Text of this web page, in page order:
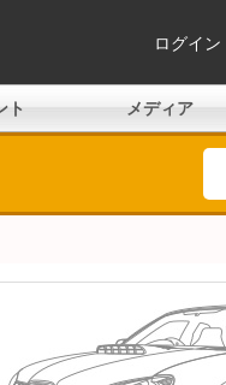
ログイン
ト メディア